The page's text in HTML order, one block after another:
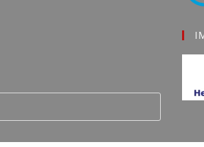
Press
Escape